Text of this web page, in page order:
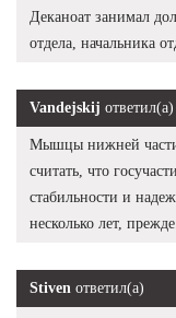
Деканоат занимал
отдела, начальника
Vandejskij ответил(а)
Мышцы нижней части
считать, что
стабильности и
несколько лет, прежде.
Stiven ответил(а)